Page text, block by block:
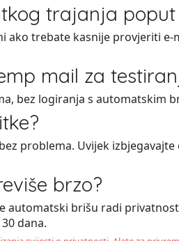
trajanja poput
ako trebate kasnije provjeriti
mail za
bez logiranja s automatskim
problema. Uvijek
brzo?
automatski brišu radi
dana.